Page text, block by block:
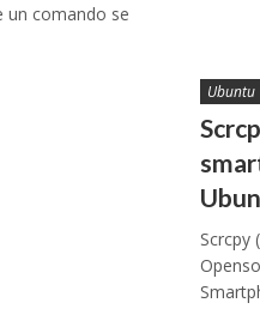
un comando se
Ubuntu
Scrcpy